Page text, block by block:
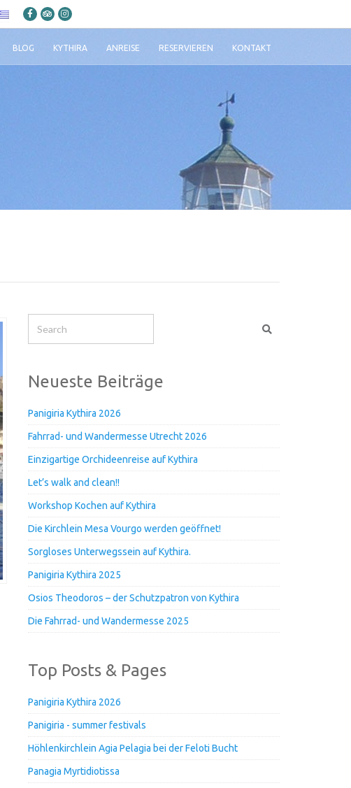
BLOG KYTHIRA ANREISE RESERVIEREN KONTAKT
Neueste Beiträge
Panigiria Kythira 2026
Fahrrad- und Wandermesse Utrecht 2026
Einzigartige Orchideenreise auf Kythira
Let’s walk and clean!!
Workshop Kochen auf Kythira
Die Kirchlein Mesa Vourgo werden geöffnet!
Sorgloses Unterwegssein auf Kythira.
Panigiria Kythira 2025
Osios Theodoros – der Schutzpatron von Kythira
Die Fahrrad- und Wandermesse 2025
Top Posts & Pages
Panigiria Kythira 2026
Panigiria - summer festivals
Höhlenkirchlein Agia Pelagia bei der Feloti Bucht
Panagia Myrtidiotissa